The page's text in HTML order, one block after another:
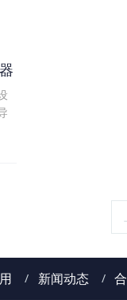
新闻动态